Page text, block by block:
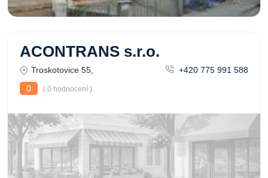
ACONTRANS s.r.o.
Troskotovice 55,
+420 775 991 588
0
( 0 hodnocení )